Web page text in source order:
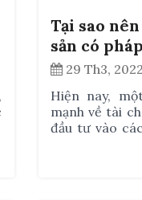
Tại sao
sản có
29 Th3, 2022
Hiện nay,
mạnh về tài
đầu tư vào